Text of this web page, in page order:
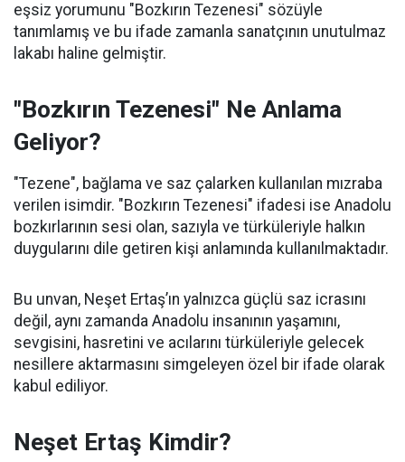
eşsiz yorumunu "Bozkırın Tezenesi" sözüyle
tanımlamış ve bu ifade zamanla sanatçının unutulmaz
lakabı haline gelmiştir.
"Bozkırın Tezenesi" Ne Anlama
Geliyor?
"Tezene", bağlama ve saz çalarken kullanılan mızraba
verilen isimdir. "Bozkırın Tezenesi" ifadesi ise Anadolu
bozkırlarının sesi olan, sazıyla ve türküleriyle halkın
duygularını dile getiren kişi anlamında kullanılmaktadır.
Bu unvan, Neşet Ertaş’ın yalnızca güçlü saz icrasını
değil, aynı zamanda Anadolu insanının yaşamını,
sevgisini, hasretini ve acılarını türküleriyle gelecek
nesillere aktarmasını simgeleyen özel bir ifade olarak
kabul ediliyor.
Neşet Ertaş Kimdir?